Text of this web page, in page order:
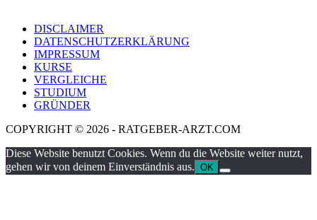
DISCLAIMER
DATENSCHUTZERKLÄRUNG
IMPRESSUM
KURSE
VERGLEICHE
STUDIUM
GRÜNDER
COPYRIGHT © 2026 - RATGEBER-ARZT.COM
Diese Website benutzt Cookies. Wenn du die Website weiter nutzt,
gehen wir von deinem Einverständnis aus. OK